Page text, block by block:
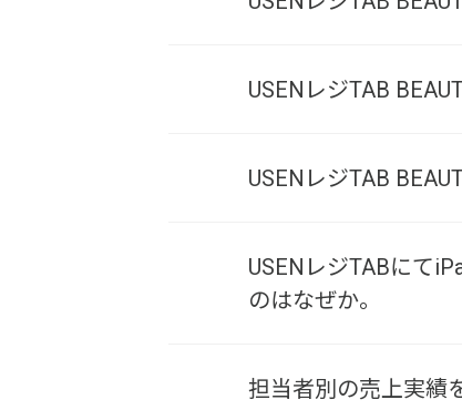
USENレジTAB
USENレジTAB
USENレジTABにて
のはなぜか。
担当者別の売上実績